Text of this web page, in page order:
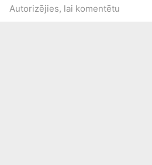
Autorizējies, lai komentētu